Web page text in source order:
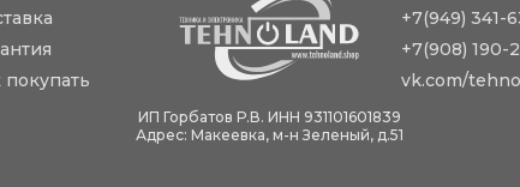
покупать
+7(949) 341-
+7(908) 190-
vk.com/
ИП Горбатов Р.В. ИНН 931101601839
Адрес: Макеевка, м-н Зеленый, д.51